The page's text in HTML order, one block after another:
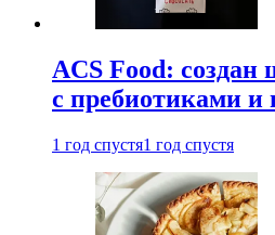
ACS Food: создан
с пребиотиками и
1 год спустя1 год спустя